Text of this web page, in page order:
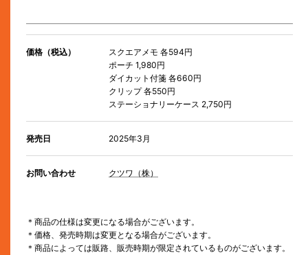
価格（税込）
スクエアメモ 各594円
ポーチ 1,980円
ダイカット付箋 各660円
クリップ 各550円
ステーショナリーケース 2,750円
発売日 2025年3月
お問い合わせ クツワ（株）
＊商品の仕様は変更になる場合がございます。
＊価格、発売時期は変更となる場合がございます。
＊商品によっては販路、販売時期が限定されているものがございます。